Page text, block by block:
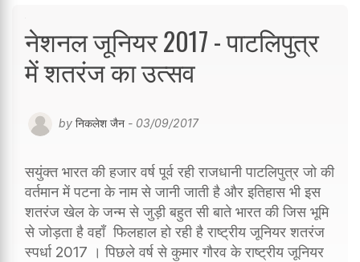
नेशनल जूनियर 2017 - पाटलिपुत्र
में शतरंज का उत्सव
by निकलेश जैन - 03/09/2017
सयुंक्त भारत की हजार वर्ष पूर्व रही राजधानी पाटलिपुत्र जो की
वर्तमान में पटना के नाम से जानी जाती है और इतिहास भी इस
शतरंज खेल के जन्म से जुड़ी बहुत सी बाते भारत की जिस भूमि
से जोड़ता है वहाँ फिलहाल हो रही है राष्ट्रीय जूनियर शतरंज
स्पर्धा 2017 । पिछले वर्ष से कुमार गौरव के राष्ट्रीय जूनियर